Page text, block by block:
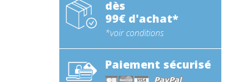
dès
99€ d'achat*
*voir conditions
Paiement sécurisé